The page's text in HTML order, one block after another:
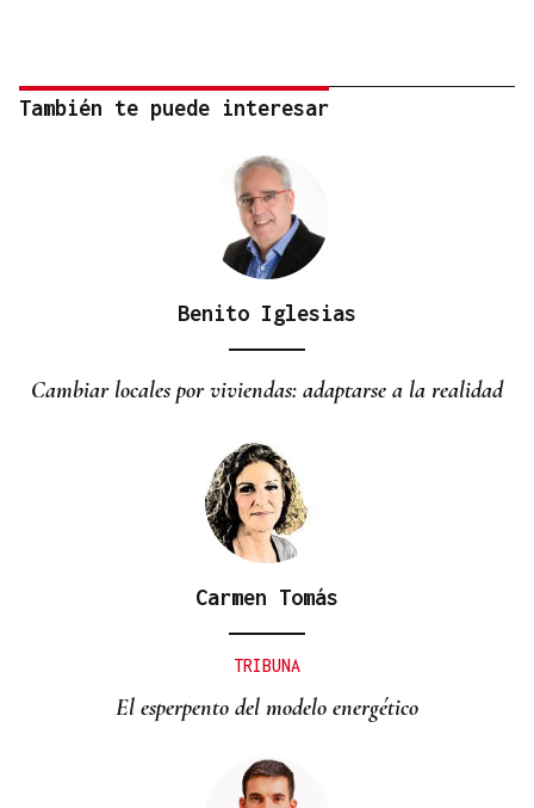
También te puede interesar
Benito Iglesias
Cambiar locales por viviendas: adaptarse a la realidad
Carmen Tomás
TRIBUNA
El esperpento del modelo energético